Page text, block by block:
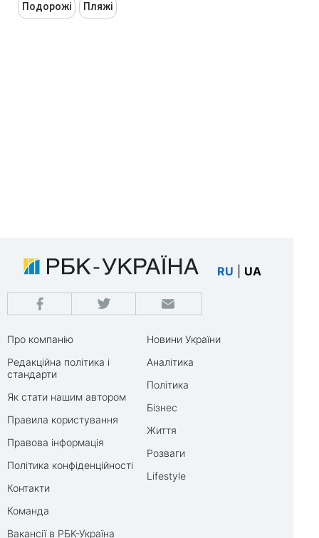
Подорожі Пляжі
RU UA
Про компанію
Редакційна політика і
стандарти
Як стати нашим автором
Правила користування
Правова інформація
Політика конфіденційності
Контакти
Команда
Вакансії в РБК-Україна
Новини України
Аналітика
Політика
Бізнес
Життя
Розваги
Lifestyle